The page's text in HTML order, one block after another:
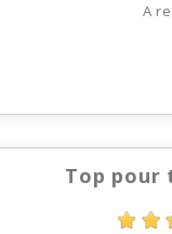
A
Top pour